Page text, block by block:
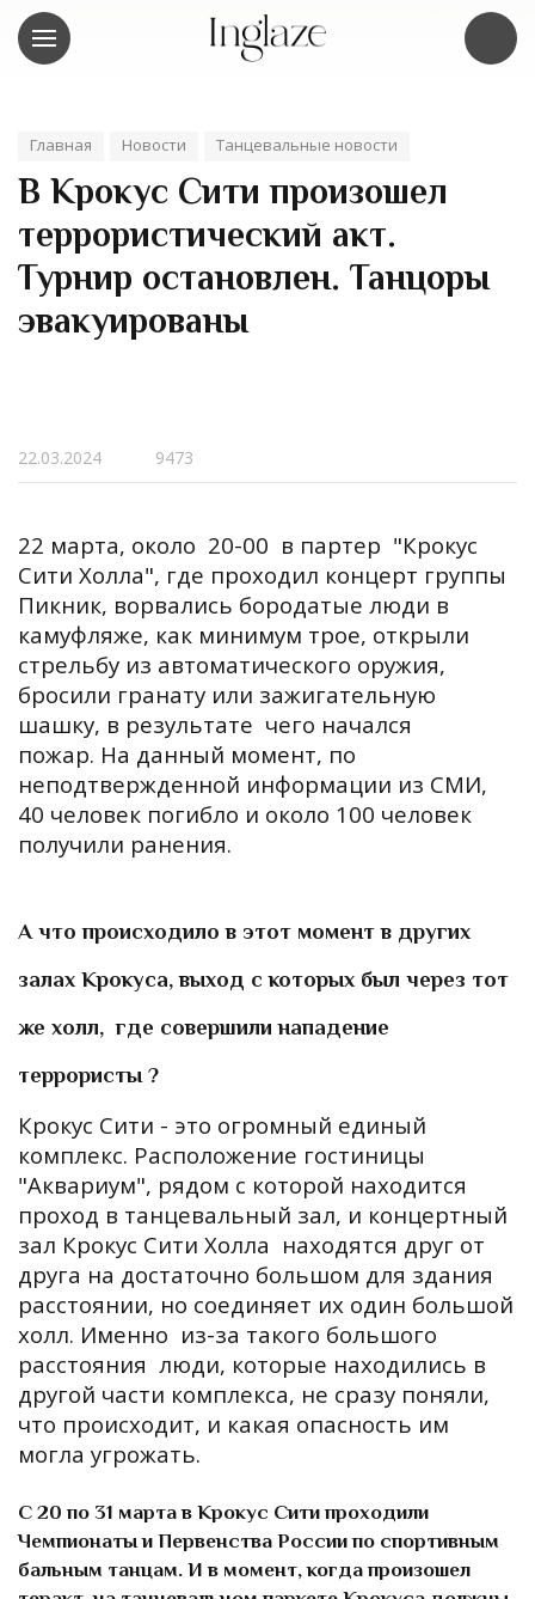
Главная Новости Танцевальные новости
В Крокус Сити произошел
террористический акт.
Турнир остановлен. Танцоры
эвакуированы
22.03.2024 9473
22 марта, около 20-00 в партер "Крокус
Сити Холла", где проходил концерт группы
Пикник, ворвались бородатые люди в
камуфляже, как минимум трое, открыли
стрельбу из автоматического оружия,
бросили гранату или зажигательную
шашку, в результате чего начался
пожар. На данный момент, по
неподтвержденной информации из СМИ,
40 человек погибло и около 100 человек
получили ранения.
А что происходило в этот момент в других
залах Крокуса, выход с которых был через тот
же холл, где совершили нападение
террористы ?
Крокус Сити - это огромный единый
комплекс. Расположение гостиницы
"Аквариум", рядом с которой находится
проход в танцевальный зал, и концертный
зал Крокус Сити Холла находятся друг от
друга на достаточно большом для здания
расстоянии, но соединяет их один большой
холл. Именно из-за такого большого
расстояния люди, которые находились в
другой части комплекса, не сразу поняли,
что происходит, и какая опасность им
могла угрожать.
С 20 по 31 марта в Крокус Сити проходили
Чемпионаты и Первенства России по спортивным
бальным танцам. И в момент, когда произошел